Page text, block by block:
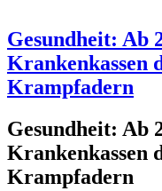
Gesundheit: Ab
Krankenkassen
Krampfadern
Gesundheit: Ab
Krankenkassen
Krampfadern